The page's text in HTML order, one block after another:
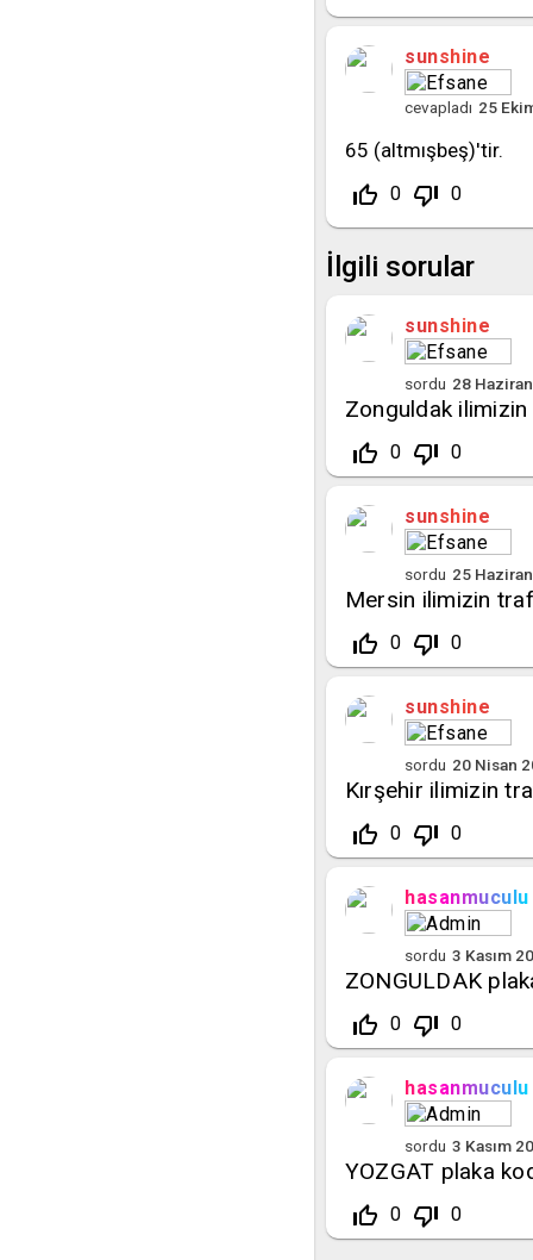
sunshine
cevapladı 25
65 (altmışbeş)'tir.
thumb_up_off_alt 0 thumb_down_off_alt 0
İlgili sorular
sunshine
sordu 28
Zonguldak
thumb_up_off_alt 0 thumb_down_off_alt 0
sunshine
sordu 25
Mersin ilimizin
thumb_up_off_alt 0 thumb_down_off_alt 0
sunshine
sordu 20 Nisan
Kırşehir ilimizin
thumb_up_off_alt 0 thumb_down_off_alt 0
hasanmuculu
sordu 3 Kasım
ZONGULDAK
thumb_up_off_alt 0 thumb_down_off_alt 0
hasanmuculu
sordu 3 Kasım
YOZGAT plaka
thumb_up_off_alt 0 thumb_down_off_alt 0